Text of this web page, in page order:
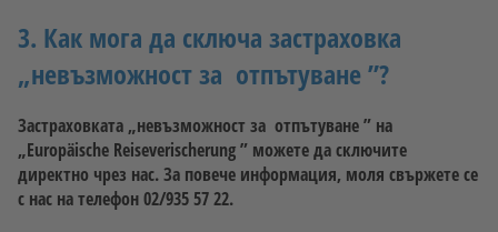
3. Как мога да сключа застраховка
„невъзможност за отпътуване ”?
Застраховката „невъзможност за отпътуване ” на
„Europäische Reiseverischerung ” можете да сключите
директно чрез нас. За повече информация, моля свържете се
с нас на телефон 02/935 57 22.